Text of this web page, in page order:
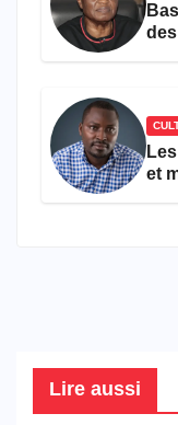
et
Lire aussi